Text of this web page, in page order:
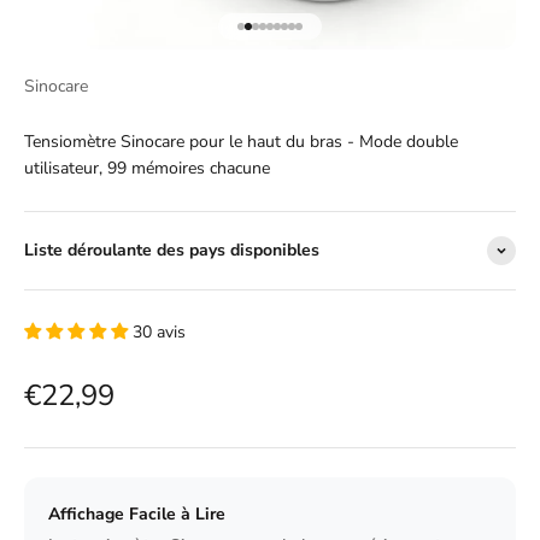
Sinocare
Tensiomètre Sinocare pour le haut du bras - Mode double
utilisateur, 99 mémoires chacune
Liste déroulante des pays disponibles
30 avis
Prix de vente
€22,99
Affichage Facile à Lire